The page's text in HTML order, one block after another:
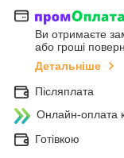
Ви отримаєте
або гроші
Детальніше
Післяплата
Онлайн-оплата
Готівкою